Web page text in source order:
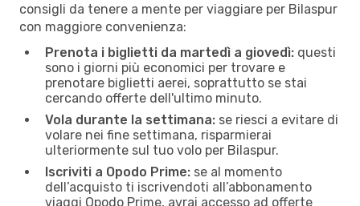
consigli da tenere a mente per viaggiare per Bilaspur
con maggiore convenienza:
Prenota i biglietti da martedì a giovedì: questi
sono i giorni più economici per trovare e
prenotare biglietti aerei, soprattutto se stai
cercando offerte dell'ultimo minuto.
Vola durante la settimana: se riesci a evitare di
volare nei fine settimana, risparmierai
ulteriormente sul tuo volo per Bilaspur.
Iscriviti a Opodo Prime: se al momento
dell’acquisto ti iscrivendoti all’abbonamento
viaggi Opodo Prime, avrai accesso ad offerte